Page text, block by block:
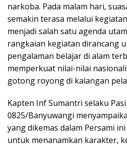
narkoba. Pada malam hari,
semakin terasa melalui
menjadi salah satu agenda
rangkaian kegiatan dirancang
pengalaman belajar di alam
memperkuat nilai-nilai
gotong royong di kalangan
Kapten Inf Sumantri selaku
0825/Banyuwangi
yang dikemas dalam Persami
untuk menanamkan karakter,